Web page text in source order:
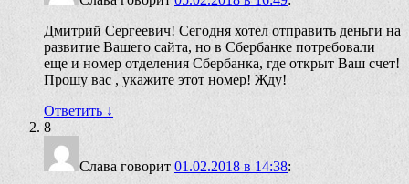
Дмитрий Сергеевич! Сегодня хотел отправить деньги на
развитие Вашего сайта, но в Сбербанке потребовали
еще и номер отделения Сбербанка, где открыт Ваш счет!
Прошу вас , укажите этот номер! Жду!
Ответить ↓
8
Слава говорит 01.02.2018 в 14:38: